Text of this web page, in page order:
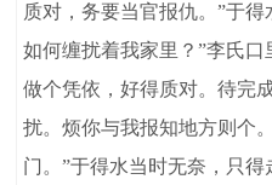
质对，务要当官报仇。”于得
如何缠扰着我家里？”李氏
做个凭依，好得质对。待完
扰。烦你与我报知地方则个
门。”于得水当时无奈，只